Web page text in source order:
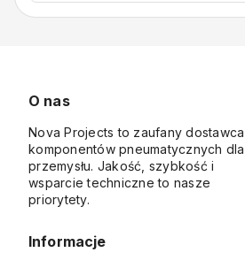
O nas
Nova Projects to zaufany dostawca
komponentów pneumatycznych dla
przemysłu. Jakość, szybkość i
wsparcie techniczne to nasze
priorytety.
Informacje